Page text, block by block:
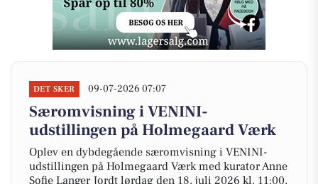
DET SKER 09-07-2026 07:07
Særomvisning i VENINI-
udstillingen på Holmegaard Værk
Oplev en dybdegående særomvisning i VENINI-
udstillingen på Holmegaard Værk med kurator Anne
Sofie Langer Jordt lørdag den 18. juli 2026 kl. 11:00.